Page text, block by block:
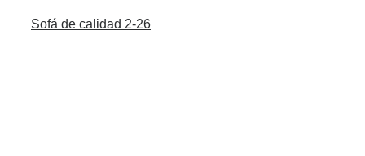
Sofá de calidad 2-26